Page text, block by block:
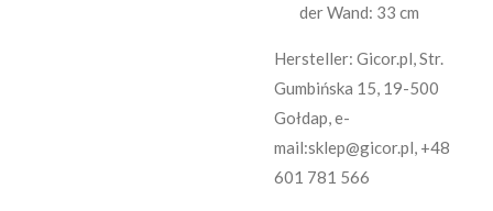
der Wand: 33 cm
Hersteller: Gicor.pl, Str.
Gumbińska 15, 19-500
Gołdap, e-
mail:sklep@gicor.pl, +48
601 781 566